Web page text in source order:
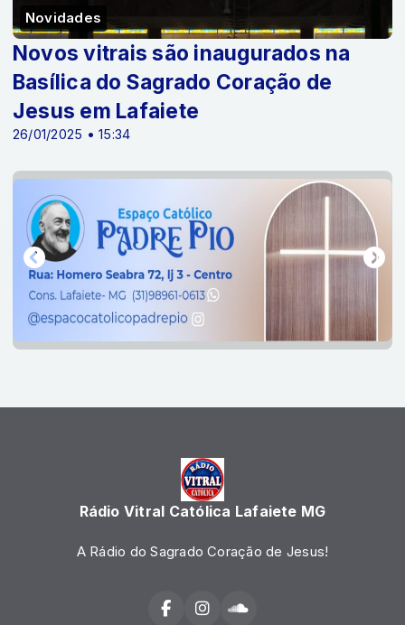
Novidades
26/01/2025 • 15:34
Novos vitrais são inaugurados na
Basílica do Sagrado Coração de
Jesus em Lafaiete
Rádio Vitral Católica Lafaiete MG
A Rádio do Sagrado Coração de Jesus!